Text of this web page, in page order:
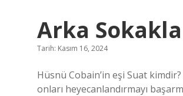
Arka
Tarih: Kasım 16, 2024
Hüsnü Cobain’in eşi Suat
onları heyecanlandırmayı